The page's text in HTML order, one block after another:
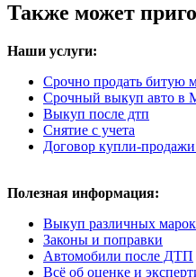
Также может
Наши услуги:
Срочно продать битую
Срочный выкуп авто в
Выкуп после дтп
Снятие с учета
Договор купли-
Полезная информация:
Выкуп различных марок
Законы и поправки
Автомобили после ДТП
Всё об оценке и